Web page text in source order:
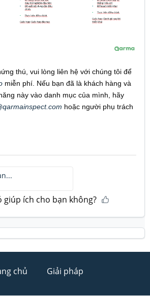
thú, vui lòng liên hệ với chúng tôi để
miễn phí. Nếu bạn đã là khách hàng và
này vào danh mục của mình, hãy
hoặc người phụ trách
giúp ích cho bạn không?
chủ Giải pháp